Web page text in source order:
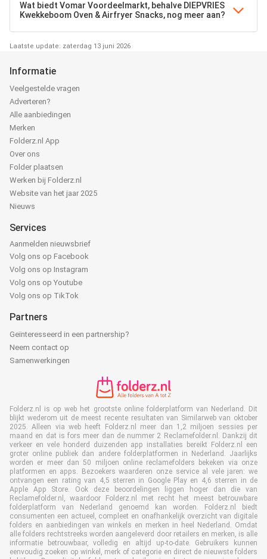
Wat biedt Vomar Voordeelmarkt, behalve DIEPVRIES
Kwekkeboom Oven & Airfryer Snacks, nog meer aan?
Laatste update: zaterdag 13 juni 2026
Informatie
Veelgestelde vragen
Adverteren?
Alle aanbiedingen
Merken
Folderz.nl App
Over ons
Folder plaatsen
Werken bij Folderz.nl
Website van het jaar 2025
Nieuws
Services
Aanmelden nieuwsbrief
Volg ons op Facebook
Volg ons op Instagram
Volg ons op Youtube
Volg ons op TikTok
Partners
Geïnteresseerd in een partnership?
Neem contact op
Samenwerkingen
Folderz.nl is op web het grootste online folderplatform van Nederland. Dit
blijkt wederom uit de meest recente resultaten van Similarweb van oktober
2025. Alleen via web heeft Folderz.nl meer dan 1,2 miljoen sessies per
maand en dat is fors meer dan de nummer 2 Reclamefolder.nl. Dankzij dit
verkeer en vele honderd duizenden app installaties bereikt Folderz.nl een
groter online publiek dan andere folderplatformen in Nederland. Jaarlijks
worden er meer dan 50 miljoen online reclamefolders bekeken via onze
platformen en apps. Bezoekers waarderen onze service al vele jaren: we
ontvangen een rating van 4,5 sterren in Google Play en 4,6 sterren in de
Apple App Store. Ook deze beoordelingen liggen hoger dan die van
Reclamefolder.nl, waardoor Folderz.nl met recht het meest betrouwbare
folderplatform van Nederland genoemd kan worden. Folderz.nl biedt
consumenten een actueel, compleet en onafhankelijk overzicht van digitale
folders en aanbiedingen van winkels en merken in heel Nederland. Omdat
alle folders rechtstreeks worden aangeleverd door retailers en merken, is alle
informatie betrouwbaar, volledig en altijd up-to-date. Gebruikers kunnen
eenvoudig zoeken op winkel, merk of categorie en direct de nieuwste folders